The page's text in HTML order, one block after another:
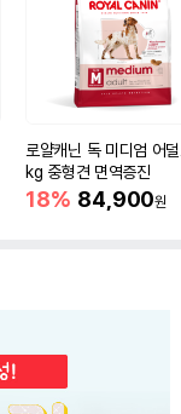
로얄캐닌 독 미디엄 어덜
kg 중형견 면역증진
18% 84,900원